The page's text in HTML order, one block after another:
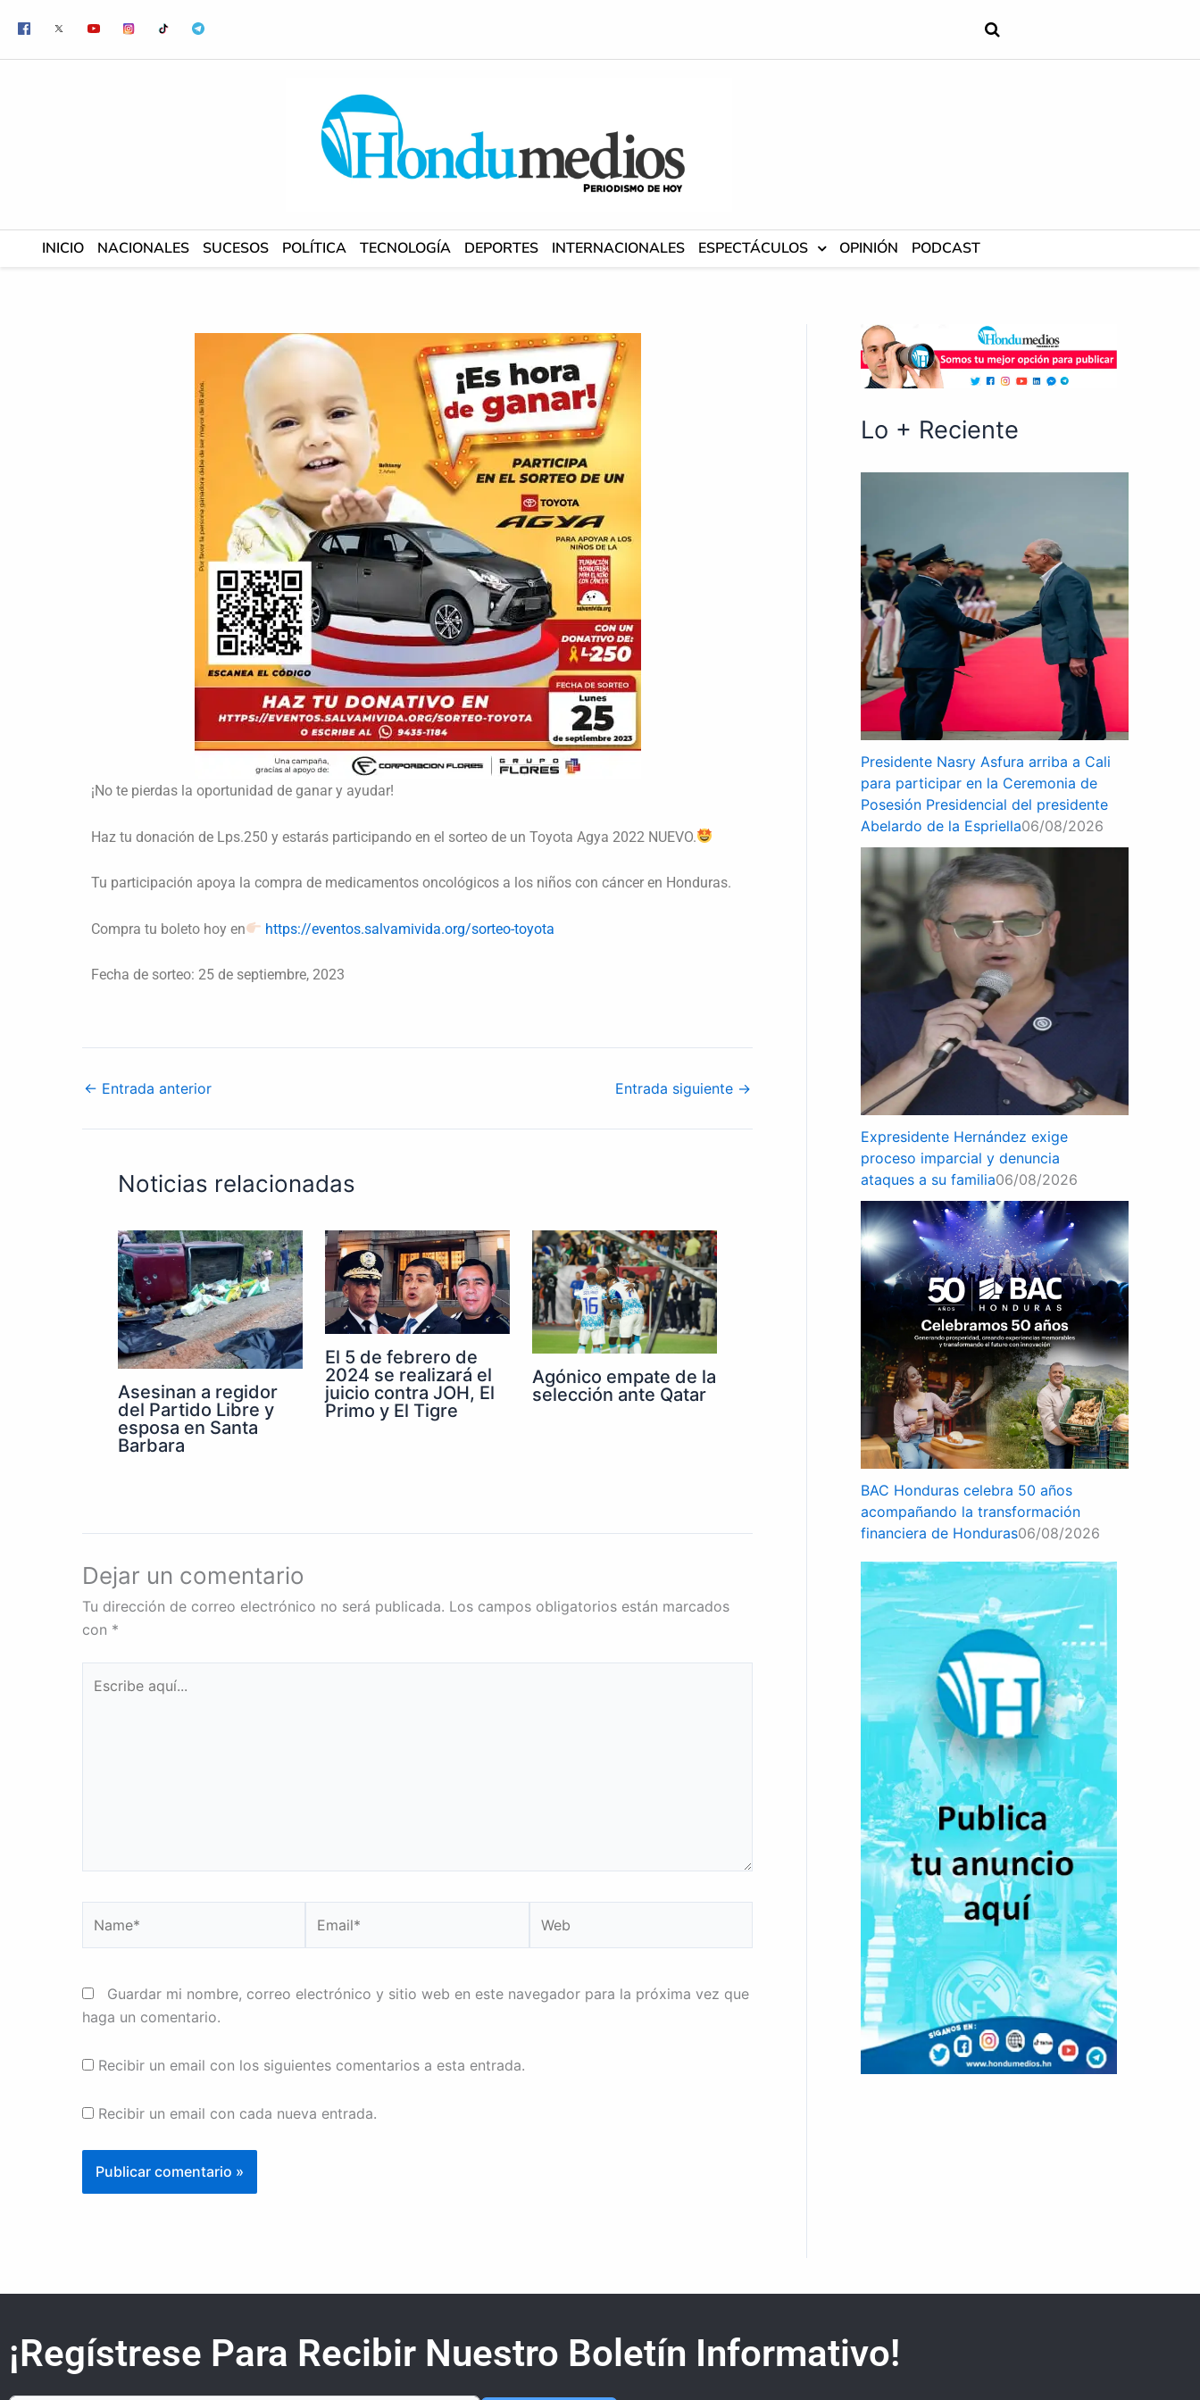
contenido
INICIO NACIONALES SUCESOS POLÍTICA TECNOLOGÍA DEPORTES INTERNACIONALES ESPECTÁCULOS OPINIÓN PODCAST
¡No te pierdas la oportunidad de ganar y ayudar!
Haz tu donación de Lps.250 y estarás participando en el sorteo de un Toyota Agya 2022 NUEVO.
Tu participación apoya la compra de medicamentos oncológicos a los niños con cáncer en Honduras.
Compra tu boleto hoy en https://eventos.salvamivida.org/sorteo-toyota
Fecha de sorteo: 25 de septiembre, 2023
← Entrada anterior Entrada siguiente →
Noticias relacionadas
Asesinan a regidor
del Partido Libre y
esposa en Santa
Barbara
El 5 de febrero de
2024 se realizará el
juicio contra JOH, El
Primo y El Tigre
Agónico empate de la
selección ante Qatar
Dejar un comentario
Tu dirección de correo electrónico no será publicada. Los campos obligatorios están marcados
con *
aquí...
Guardar mi nombre, correo electrónico y sitio web en este navegador para la próxima vez que
haga un comentario.
Recibir un email con los siguientes comentarios a esta entrada.
Recibir un email con cada nueva entrada.
Lo + Reciente
Presidente Nasry Asfura arriba a Cali
para participar en la Ceremonia de
Posesión Presidencial del presidente
Abelardo de la Espriella06/08/2026
Expresidente Hernández exige
proceso imparcial y denuncia
ataques a su familia06/08/2026
BAC Honduras celebra 50 años
acompañando la transformación
financiera de Honduras06/08/2026
¡Regístrese Para Recibir Nuestro Boletín Informativo!